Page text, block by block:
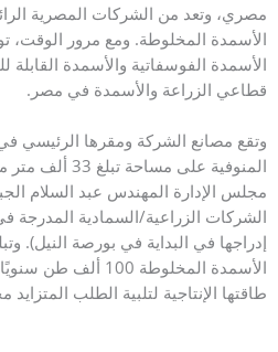
من الشركات المصرية الرائدة
ومع مرور الوقت، توسعت
والأسمدة القابلة للذوبان في
والأسمدة في مصر.
الشركة ومقرها الرئيسي في مدينة
المنوفية على مساحة تبلغ 33 ألف
المهندس عبد السلام الجبلي. وكانت
السمادية المدرجة في البورصة
في بورصة النيل). وتبلغ الطاقة
الأسمدة المخلوطة 100 ألف طن سنويًا،
لتلبية الطلب المتزايد محليًا